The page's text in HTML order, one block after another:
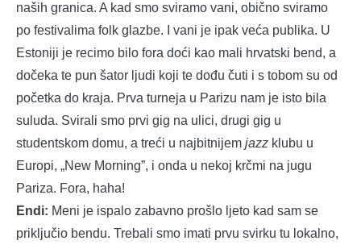
naših granica. A kad smo sviramo vani, obično sviramo
po festivalima folk glazbe. I vani je ipak veća publika. U
Estoniji je recimo bilo fora doći kao mali hrvatski bend, a
dočeka te pun šator ljudi koji te dođu čuti i s tobom su od
početka do kraja. Prva turneja u Parizu nam je isto bila
suluda. Svirali smo prvi gig na ulici, drugi gig u
studentskom domu, a treći u najbitnijem jazz klubu u
Europi, „New Morning”, i onda u nekoj krčmi na jugu
Pariza. Fora, haha!
Endi: Meni je ispalo zabavno prošlo ljeto kad sam se
priključio bendu. Trebali smo imati prvu svirku tu lokalno,